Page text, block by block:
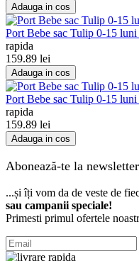
Adauga in cos
Port Bebe sac Tulip 0-15
rapida
159.89 lei
Adauga in cos
Port Bebe sac Tulip 0-15
rapida
159.89 lei
Adauga in cos
Abonează-te la newsletter
...și îți vom da de veste de
sau campanii speciale!
Primesti primul ofertele